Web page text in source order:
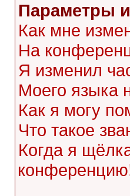
Параметры
Как мне
На
Я изменил
Моего языка
Как я могу
Что такое
Когда я